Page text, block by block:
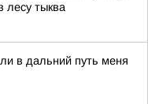
лесу тыква
в дальний путь меня